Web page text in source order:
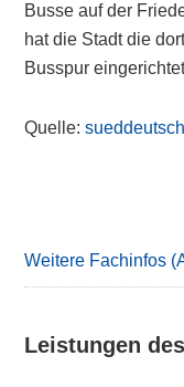
Busse auf der
hat die Stadt die
Busspur
Quelle:
Weitere Fachinfos
Leistungen